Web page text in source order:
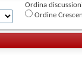
Ordina
Ordine